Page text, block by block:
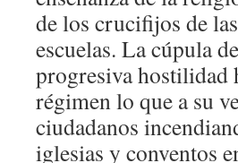
de los crucifijos de las
escuelas. La cúpula
progresiva hostilidad
régimen lo que a su
ciudadanos
iglesias y conventos